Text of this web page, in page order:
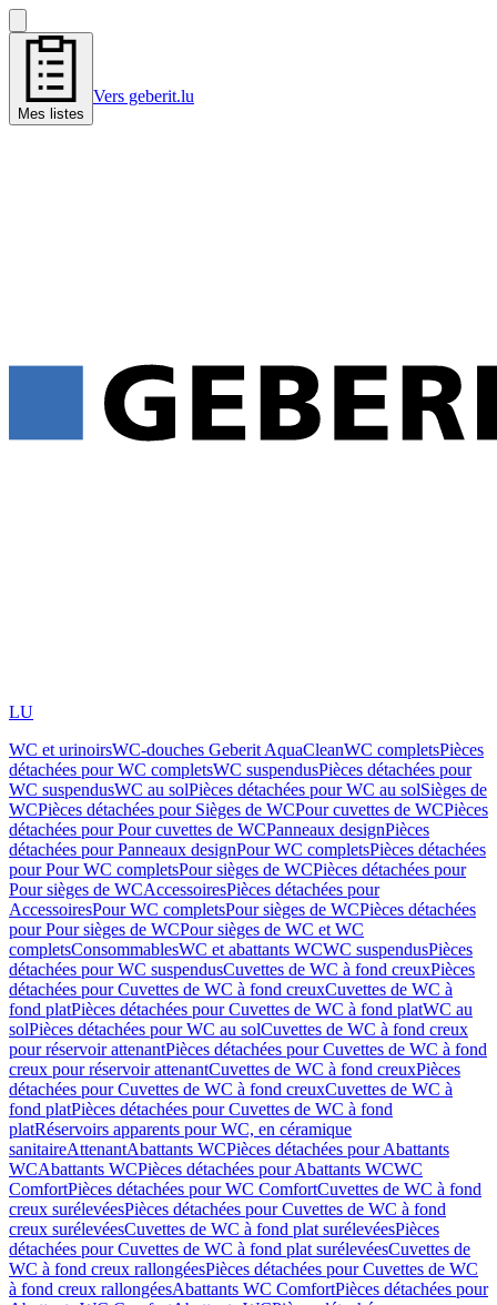
Mes listes
Vers geberit.lu
LU
WC et urinoirsWC-douches Geberit AquaCleanWC completsPièces
détachées pour WC completsWC suspendusPièces détachées pour
WC suspendusWC au solPièces détachées pour WC au solSièges de
WCPièces détachées pour Sièges de WCPour cuvettes de WCPièces
détachées pour Pour cuvettes de WCPanneaux designPièces
détachées pour Panneaux designPour WC completsPièces détachées
pour Pour WC completsPour sièges de WCPièces détachées pour
Pour sièges de WCAccessoiresPièces détachées pour
AccessoiresPour WC completsPour sièges de WCPièces détachées
pour Pour sièges de WCPour sièges de WC et WC
completsConsommablesWC et abattants WCWC suspendusPièces
détachées pour WC suspendusCuvettes de WC à fond creuxPièces
détachées pour Cuvettes de WC à fond creuxCuvettes de WC à
fond platPièces détachées pour Cuvettes de WC à fond platWC au
solPièces détachées pour WC au solCuvettes de WC à fond creux
pour réservoir attenantPièces détachées pour Cuvettes de WC à fond
creux pour réservoir attenantCuvettes de WC à fond creuxPièces
détachées pour Cuvettes de WC à fond creuxCuvettes de WC à
fond platPièces détachées pour Cuvettes de WC à fond
platRéservoirs apparents pour WC, en céramique
sanitaireAttenantAbattants WCPièces détachées pour Abattants
WCAbattants WCPièces détachées pour Abattants WCWC
ComfortPièces détachées pour WC ComfortCuvettes de WC à fond
creux surélevéesPièces détachées pour Cuvettes de WC à fond
creux surélevéesCuvettes de WC à fond plat surélevéesPièces
détachées pour Cuvettes de WC à fond plat surélevéesCuvettes de
WC à fond creux rallongéesPièces détachées pour Cuvettes de WC
à fond creux rallongéesAbattants WC ComfortPièces détachées pour